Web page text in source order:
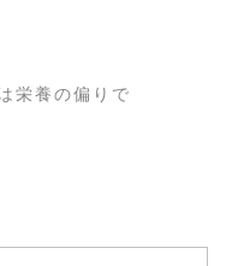
栄養の偏りで